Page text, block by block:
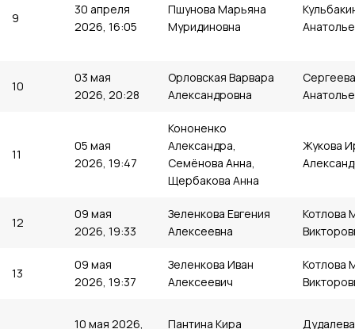
9
30 апреля
2026, 16:05
Пшунова Марьяна
Муридиновна
10
03 мая
2026, 20:28
Орловская Варвара
Александровна
11
05 мая
2026, 19:47
Кононенко
Александра,
Семёнова Анна,
Щербакова Анна
Жукова
12
09 мая
2026, 19:33
Зеленкова Евгения
Алексеевна
Котлова
13
09 мая
2026, 19:37
Зеленкова Иван
Алексеевич
Котлова
10 мая 2026,
Пантина Кира